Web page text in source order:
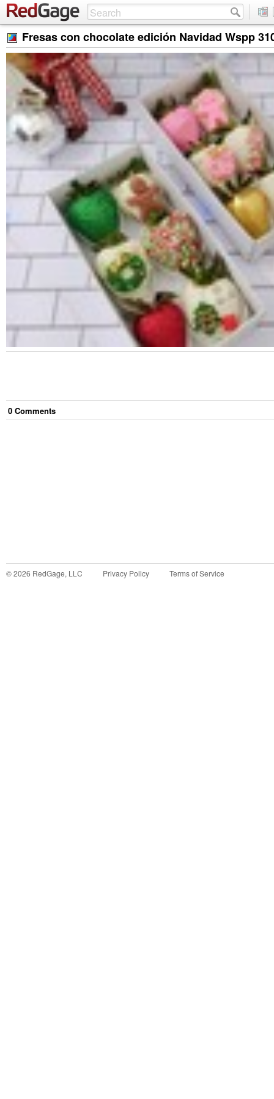
Fresas con chocolate edición Navidad Wspp
0 Comments
©2026 RedGage, LLC Privacy Policy Terms of Service